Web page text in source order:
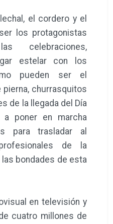
el cordero y el
los protagonistas
celebraciones,
estelar con los
pueden ser el
churrasquitos
de la llegada del Día
poner en marcha
para trasladar al
de la
bondades de esta
en televisión y
cuatro millones de